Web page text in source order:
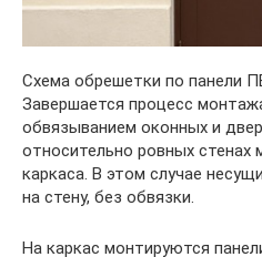
Схема обрешетки по панели
Завершается процесс
обвязыванием оконных и
относительно ровных
каркаса. В этом случае
на стену, без обвязки.
На каркас монтируются